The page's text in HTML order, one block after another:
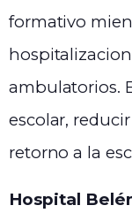
formativo
ambulatorios.
escolar,
retorno a la
Hospital